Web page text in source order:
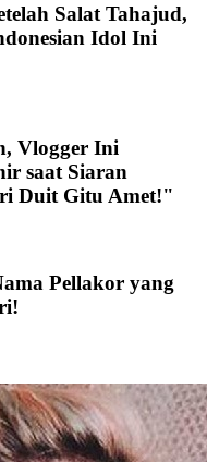
Salat Tahajud,
Idol Ini
Vlogger Ini
saat Siaran
Duit Gitu Amet!"
Pellakor yang